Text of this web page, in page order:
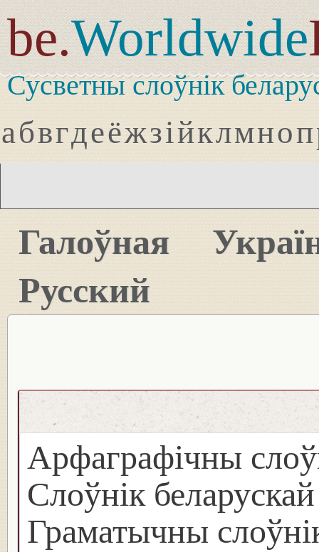
be.Worldwide
Сусветны слоўнік
абвгдеёжзійклмноп
Галоўная
Русский
Арфаграфічны
Слоўнік
Граматычны